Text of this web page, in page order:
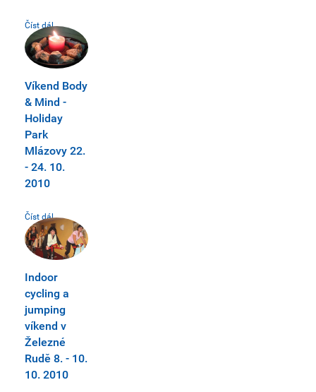
Číst dál...
Víkend Body
& Mind -
Holiday
Park
Mlázovy 22.
- 24. 10.
2010
Číst dál...
Indoor
cycling a
jumping
víkend v
Železné
Rudě 8. - 10.
10. 2010